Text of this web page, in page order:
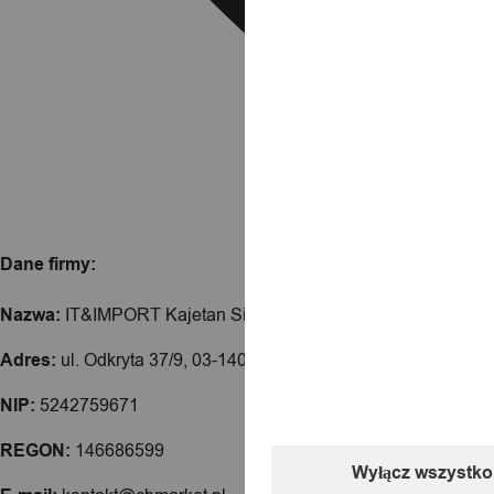
Dane firmy:
Nazwa: IT&IMPORT Kajetan Sikorski
Adres: ul. Odkryta 37/9, 03-140 Warszawa
NIP: 5242759671
REGON: 146686599
Wyłącz wszystko